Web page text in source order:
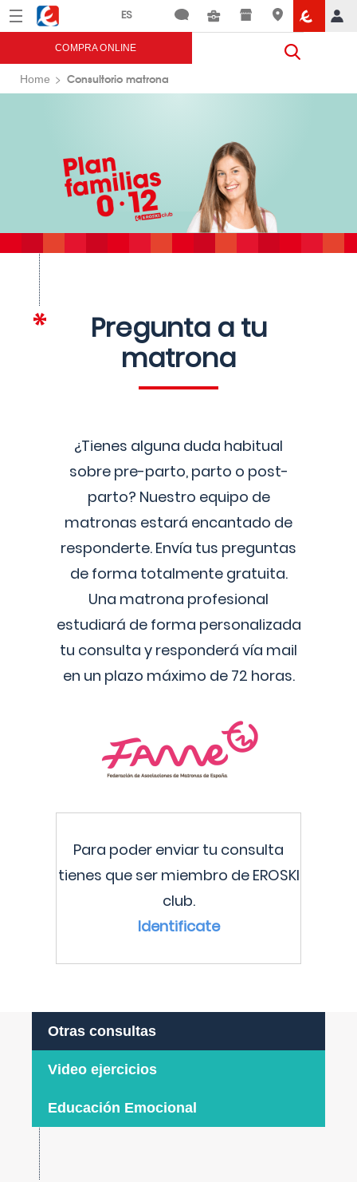
Menú Eroski
COMPRA ONLINE
Home Consultorio matrona
Pregunta a tu
matrona
¿Tienes alguna duda habitual
sobre pre-parto, parto o post-
parto? Nuestro equipo de
matronas estará encantado de
responderte. Envía tus preguntas
de forma totalmente gratuita.
Una matrona profesional
estudiará de forma personalizada
tu consulta y responderá vía mail
en un plazo máximo de 72 horas.
Para poder enviar tu consulta
tienes que ser miembro de EROSKI
club.
Identificate
Otras consultas
Video ejercicios
Educación Emocional